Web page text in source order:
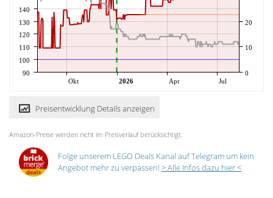
Okt 2026 Apr Jul
90
100
110
120
130
140
0
10
20
Preisentwicklung Details anzeigen
Amazon-Preise werden nicht im Preisverlauf berücksichtigt.
Folge unserem LEGO Deals Kanal auf Telegram um kein
Angebot mehr zu verpassen! > Alle Infos dazu hier <